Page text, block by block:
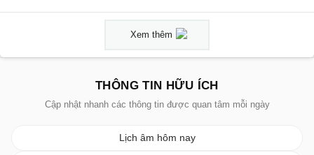
Xem thêm
THÔNG TIN HỮU ÍCH
Cập nhật nhanh các thông tin được quan tâm mỗi ngày
Lịch âm hôm nay